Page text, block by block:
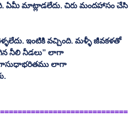
మాట్లాడలేదు. చిరు మందహాసం చేసి
ఇంటికి వచ్చింది. మళ్ళీ జీవకళతో
నీలి నీడలు” లాగా